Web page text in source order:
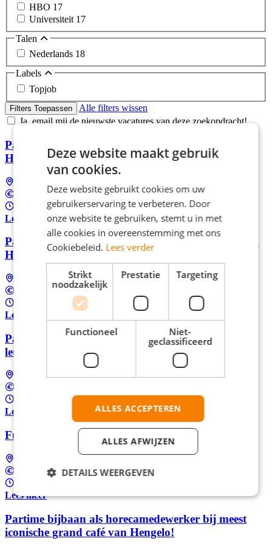
HBO 17
Universiteit 17
Talen
Nederlands 18
Labels
Topjob
Filters Toepassen
Alle filters wissen
Ja, email mij de nieuwste vacatures van deze zoekopdracht!
Parttime verkoopmedewerker bij Beimer in
Hengelo!
€15,66 per uur
16 - 24 uur per week
Lees meer
Parttime weekend medewerker bediening LOEV in
Hengelo
Tussen €6,57 en €17,91 per uur
8 - 32 uur per week
Lees meer
Partime bijbaan als horecamedewerker bij het
leukste restaurant van Enschede!
Hengelo
8 - 32 uur per week
Lees meer
Fulltime Chef-kok Horeca in Hengelo
Tussen €2.900 en €3.200 Per maand
Lees meer
Partime bijbaan als horecamedewerker bij meest
iconische grand café van Hengelo!
Deze website maakt gebruik
van cookies.
Deze website gebruikt cookies om uw
gebruikerservaring te verbeteren. Door
onze website te gebruiken, stemt u in met
alle cookies in overeenstemming met ons
Cookiebeleid. Lees verder
Strikt
noodzakelijk
Prestatie Targeting
Functioneel
Niet-
geclassificeerd
ALLES ACCEPTEREN
ALLES AFWIJZEN
DETAILS WEERGEVEN